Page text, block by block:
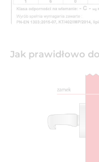
Jak prawidłowo